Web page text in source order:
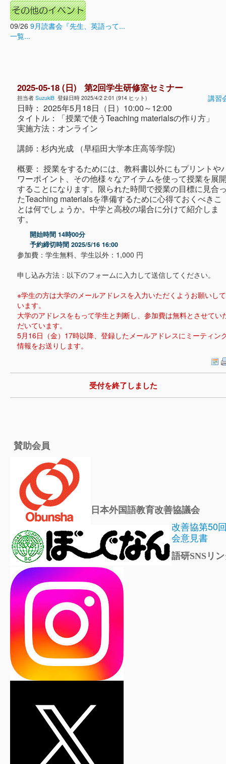
09/26 9月読書会『先生、英語って...
一覧...
2025-05-18 (日) 第2回学生研修室セミナー
講習
担当者 SuzukiB 登録日時 2025/4/2 2:01 (914 ヒット)
日時： 2025年5月18日（日）10:00～12:00
タイトル：「授業で使うTeaching materialsの作り方」
実施方法：オンライン
講師：杉内光成 （早稲田大学本庄高等学院)
概要： 授業をするためには、教科書以外にもプリントや
ワーポイント、その他様々なアイテムを使って授業を展
することになります。限られた時間で授業の目標に見合
たTeaching materialsを準備するために心得ておくべきこ
とは何でしょうか。中学と高校の場合に分けて紹介しま
す。
開始時間 14時00分
予約締切時間 2025/5/16 16:00
参加費：学生無料、学生以外：1,000 円
申し込み方法：以下のフォームに入力して送信してください。
※学生の方は大学のメールアドレスを入力いただくようお願いして
います。
大学のアドレスをもって学生と判断し、参加費は無料とさせてい
だいています。
5月16日（金）17時以降、登録したメールアドレスにミーティン
情報をお送りします。
受付を終了しました
賛助会員
日本外国語教育改善協議会
改善協第50
会意見書
語研SNSリ